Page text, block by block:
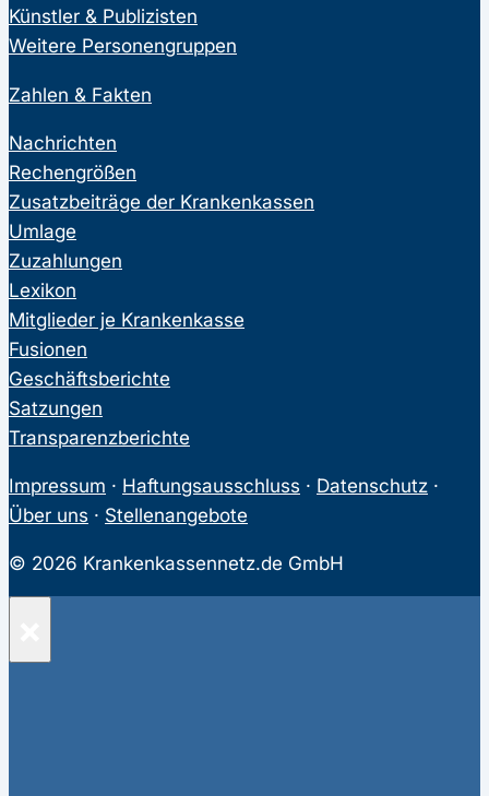
Künstler & Publizisten
Weitere Personengruppen
Zahlen & Fakten
Nachrichten
Rechengrößen
Zusatzbeiträge der Krankenkassen
Umlage
Zuzahlungen
Lexikon
Mitglieder je Krankenkasse
Fusionen
Geschäftsberichte
Satzungen
Transparenzberichte
Impressum · Haftungsausschluss · Datenschutz ·
Über uns · Stellenangebote
© 2026 Krankenkassennetz.de GmbH